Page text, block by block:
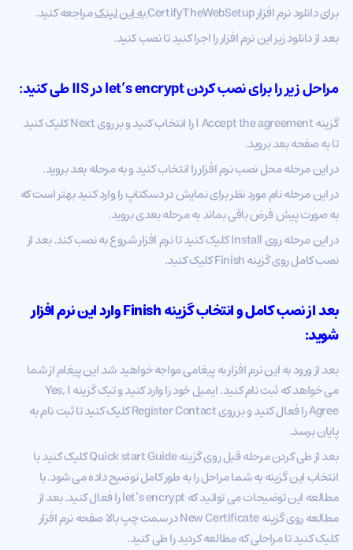
برای دانلود نرم افزار CertifyTheWebSetup
به این لینکمراجعه کنید.
بعد از دانلود زیر این نرم افزار را اجرا کنید تا نصب کنید.
مراحل زیر را برای نصب کردن let’s encrypt در IIS طی کنید:
گزینه I Accept the agreement را انتخاب کنید و بر روی Next کلیک کنید
تا به صفحه بعد بروید.
در این مرحله محل نصب نرم افزار را انتخاب کنید و به مرحله بعد بروید.
در این مرحله نام مورد نظر برای نمایش در دسکتاپ را وارد کنید بهتر است که
به صورت پیش فرض باقی بماند به مرحله بعدی بروید.
در این مرحله روی Install کلیک کنید تا نرم افزار شروع به نصب کند. بعد از
نصب کامل روی گزینه Finish کلیک کنید.
بعد از نصب کامل و انتخاب گزینه Finish وارد این نرم افزار
شوید:
بعد از ورود به این نرم افزار به پیغامی مواجه خواهید شد این پیغام از شما
می خواهد که ثبت نام کنید. ایمیل خود را وارد کنید و تیک گزینه Yes, I
Agree را فعال کنید و بر روی Register Contact کلیک کنید تا ثبت نام به
پایان برسد.
بعد از طی کردن مرحله قبل روی گزینه Quick start Guide کلیک کنید با
انتخاب این گزینه به شما مراحل را به طور کامل توضیح داده می شود. با
مطالعه این توضیحات می توانید که let’s encrypt را فعال کنید. بعد از
مطالعه روی گزینه New Certificate در سمت چپ بالا صفحه نرم افزار
کلیک کنید تا مراحلی که مطالعه کردید را طی کنید.